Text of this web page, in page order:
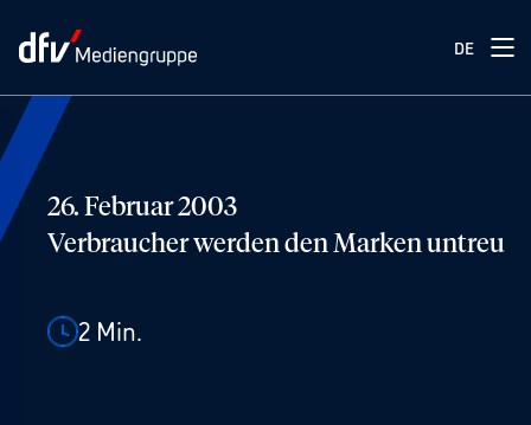
DE
26. Februar 2003
Verbraucher werden den Marken untreu
2 Min.